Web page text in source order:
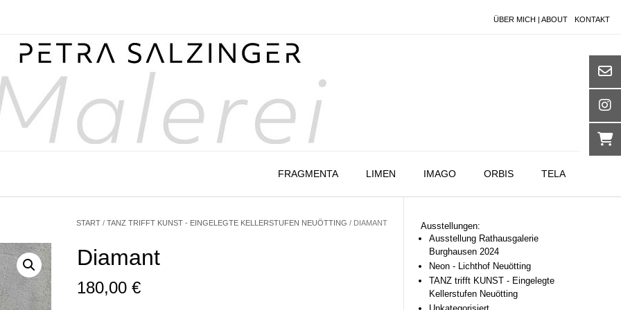
ÜBER MICH | ABOUT KONTAKT
FRAGMENTA LIMEN IMAGO ORBIS TELA
START/ TANZ TRIFFT KUNST - EINGELEGTE KELLERSTUFEN NEUÖTTING / DIAMANT
Diamant
180,00€
Ausstellungen:
Ausstellung Rathausgalerie
Burghausen 2024
Neon - Lichthof Neuötting
TANZ trifft KUNST - Eingelegte
Kellerstufen Neuötting